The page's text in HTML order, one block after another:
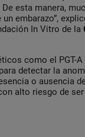
esta manera,
embarazo”,
In Vitro de la
como el PGT-A
detectar la
o ausencia
alto riesgo de ser